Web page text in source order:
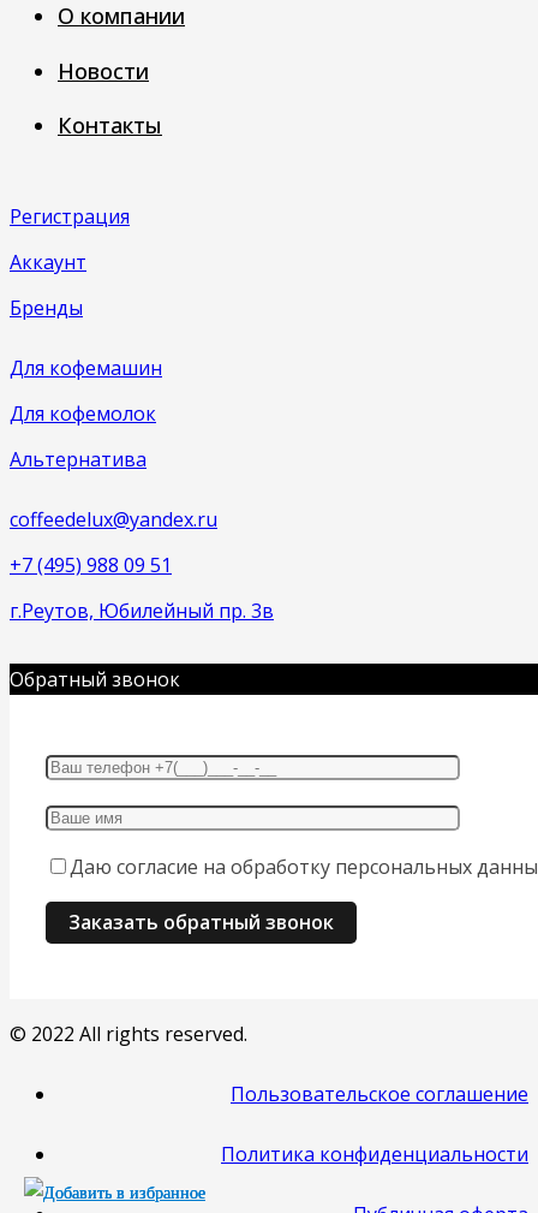
О компании
Новости
Контакты
Регистрация
Аккаунт
Бренды
Для кофемашин
Для кофемолок
Альтернатива
coffeedelux@yandex.ru
+7 (495) 988 09 51
г.Реутов, Юбилейный пр. 3в
Обратный звонок
Даю согласие на обработку персональных
© 2022 All rights reserved.
Пользовательское соглашение
Политика конфиденциальности